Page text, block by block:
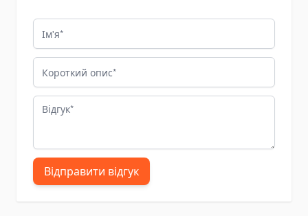
Гідроциліндри підйому кузова
Комплектуючі для гідроциліндрів
Гідронасоси
Шестеренні насоси
Аксіально-поршневі насоси
Насоси-дозатори
Насоси для спецтехніки
Ручні гідронасоси
Ім'я
Короткий опис
Відгук
Відправити відгук